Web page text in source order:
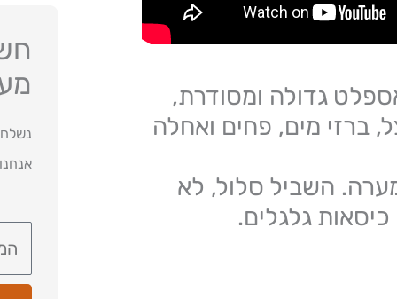
גדולה ומסודרת,
ברזי מים, פחים ואחלה
השביל סלול, לא
גלגלים.